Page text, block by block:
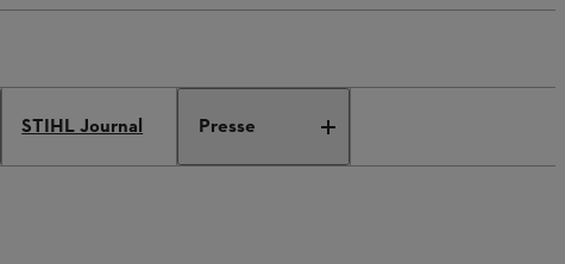
STIHL Journal Presse